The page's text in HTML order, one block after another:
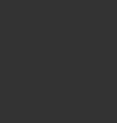
seinen Führerschein
auch in Waltrop und
für drei